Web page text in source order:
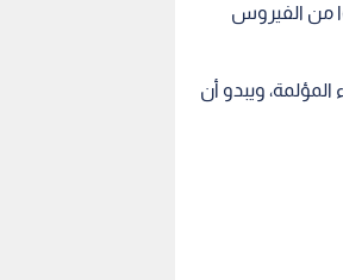
من الفيروس
ويبدو أن